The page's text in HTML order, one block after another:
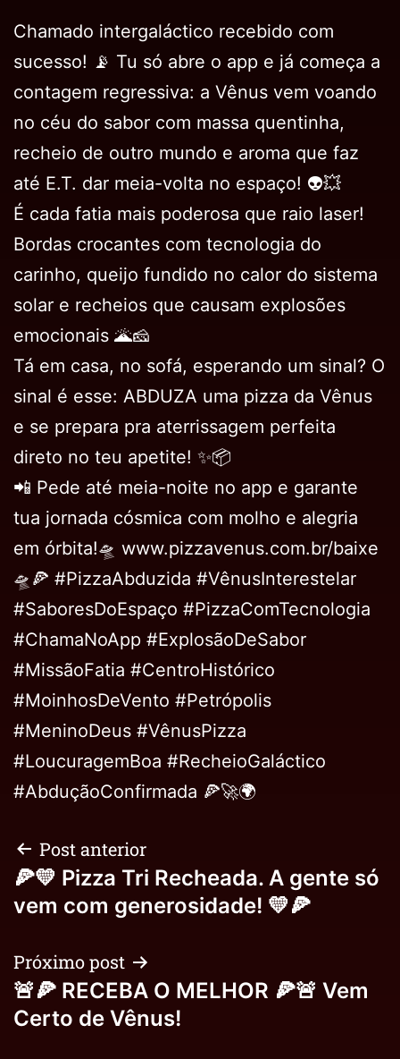
Chamado intergaláctico recebido com
sucesso! 📡 Tu só abre o app e já começa a
contagem regressiva: a Vênus vem voando
no céu do sabor com massa quentinha,
recheio de outro mundo e aroma que faz
até E.T. dar meia-volta no espaço! 👽💥
É cada fatia mais poderosa que raio laser!
Bordas crocantes com tecnologia do
carinho, queijo fundido no calor do sistema
solar e recheios que causam explosões
emocionais 🌋🧀
Tá em casa, no sofá, esperando um sinal? O
sinal é esse: ABDUZA uma pizza da Vênus
e se prepara pra aterrissagem perfeita
direto no teu apetite! ✨📦
📲 Pede até meia-noite no app e garante
tua jornada cósmica com molho e alegria
em órbita!🛸 www.pizzavenus.com.br/baixe
🛸🍕 #PizzaAbduzida #VênusInterestelar
#SaboresDoEspaço #PizzaComTecnologia
#ChamaNoApp #ExplosãoDeSabor
#MissãoFatia #CentroHistórico
#MoinhosDeVento #Petrópolis
#MeninoDeus #VênusPizza
#LoucuragemBoa #RecheioGaláctico
#AbduçãoConfirmada 🍕🚀🌍
Post anterior
🍕💛 Pizza Tri Recheada. A gente só
vem com generosidade! 💛🍕
Próximo post
🚨🍕 RECEBA O MELHOR 🍕🚨 Vem
Certo de Vênus!